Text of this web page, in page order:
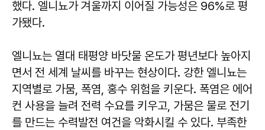
했다. 엘니뇨가 겨울까지 이어질 가능성은 96%로 평
가됐다.
엘니뇨는 열대 태평양 바닷물 온도가 평년보다 높아지
면서 전 세계 날씨를 바꾸는 현상이다. 강한 엘니뇨는
지역별로 가뭄, 폭염, 홍수 위험을 키운다. 폭염은 에어
컨 사용을 늘려 전력 수요를 키우고, 가뭄은 물로 전기
를 만드는 수력발전 여건을 악화시킬 수 있다. 부족한